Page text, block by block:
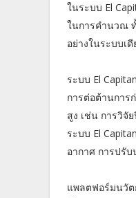
ในระบบ El
ในการคำนวณ
อย่างในระบบเ
ระบบ El
การต่อต้านการ
สูง เช่น การวิจั
ระบบ El
อากาศ การปรั
แพลตฟอร์มนวั